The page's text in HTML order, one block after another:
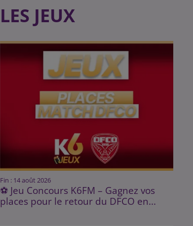
LES JEUX
Fin : 14 août 2026
⚽ Jeu Concours K6FM – Gagnez vos
places pour le retour du DFCO en...